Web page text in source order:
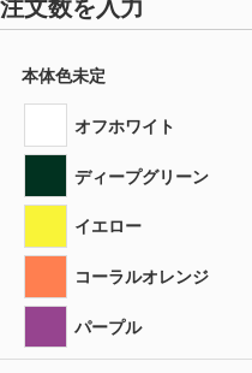
本体色未定
オフホワイト
ディープグリーン
イエロー
コーラルオレンジ
パープル